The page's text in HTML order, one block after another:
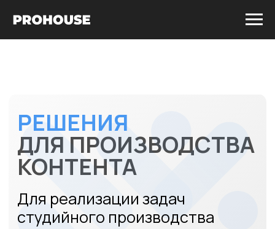
КОНТЕНТА
Для реализации задач
студийного производства
Получить предложение